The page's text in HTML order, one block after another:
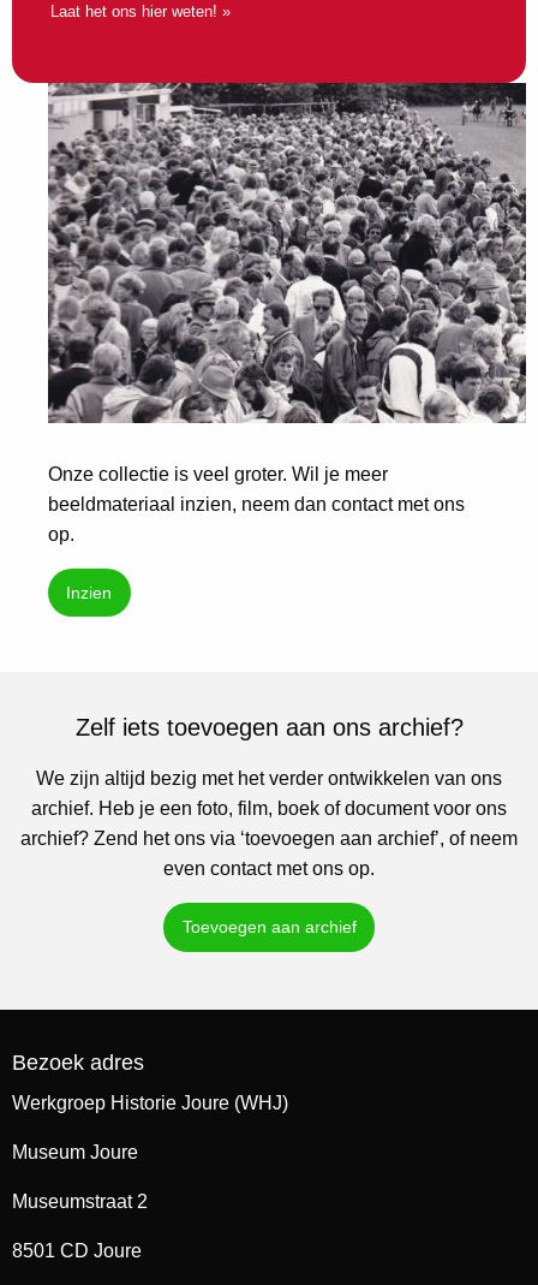
Laat het ons hier weten! »
Onze collectie is veel groter. Wil je meer
beeldmateriaal inzien, neem dan contact met ons
op.
Inzien
Zelf iets toevoegen aan ons archief?
We zijn altijd bezig met het verder ontwikkelen van ons
archief. Heb je een foto, film, boek of document voor ons
archief? Zend het ons via ‘toevoegen aan archief’, of neem
even contact met ons op.
Toevoegen aan archief
Bezoek adres
Werkgroep Historie Joure (WHJ)
Museum Joure
Museumstraat 2
8501 CD Joure